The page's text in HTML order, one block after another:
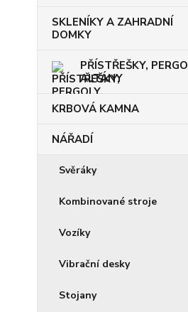
SKLENÍKY A ZAHRADNÍ
DOMKY
PŘÍSTŘEŠKY,
ALTÁNY
KRBOVÁ KAMNA
NÁŘADÍ
Svěráky
Kombinované stroje
Vozíky
Vibrační desky
Stojany